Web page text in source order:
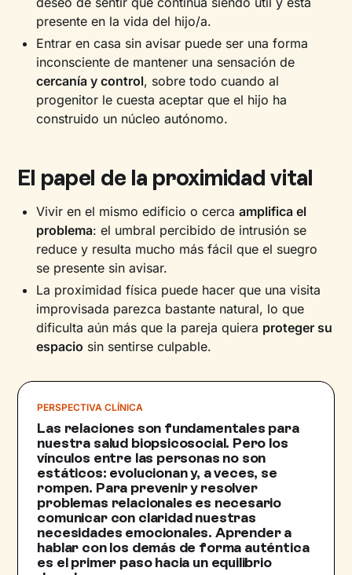
presente en la vida del hijo/a.
Entrar en casa sin avisar puede ser una forma
inconsciente de mantener una sensación de
cercanía y control, sobre todo cuando al
progenitor le cuesta aceptar que el hijo ha
construido un núcleo autónomo.
El papel de la proximidad vital
Vivir en el mismo edificio o cercaamplifica el
problema: el umbral percibido de intrusión se
reduce y resulta mucho más fácil que el suegro
se presente sin avisar.
La proximidad física puede hacer que una visita
improvisada parezca bastante natural, lo que
dificulta aún más que la pareja quiera proteger su
espacio sin sentirse culpable.
PERSPECTIVA CLÍNICA
Las relaciones son fundamentales para
nuestra salud biopsicosocial. Pero los
vínculos entre las personas no son
estáticos: evolucionan y, a veces, se
rompen. Para prevenir y resolver
problemas relacionales es necesario
comunicar con claridad nuestras
necesidades emocionales. Aprender a
hablar con los demás de forma auténtica
es el primer paso hacia un equilibrio